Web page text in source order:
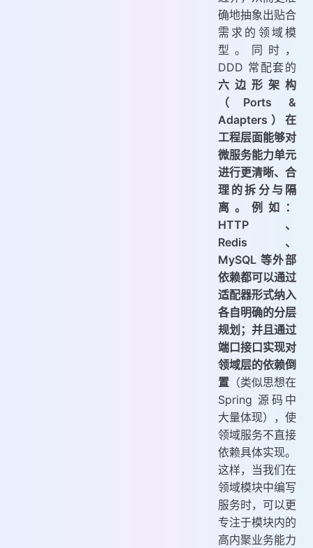
确地抽象出贴合
需求的领域模
型。同时，
DDD 常配套的
六边形架构
（Ports &
Adapters）在
工程层面能够对
微服务能力单元
进行更清晰、合
理的拆分与隔
离。例如：
HTTP、
Redis、
MySQL 等外部
依赖都可以通过
适配器形式纳入
各自明确的分层
规划；并且通过
端口接口实现对
领域层的依赖倒
置 （类似思想在
Spring 源码中
大量体现），使
领域服务不直接
依赖具体实现。
这样，当我们在
领域模块中编写
服务时，可以更
专注于模块内的
高内聚业务能力